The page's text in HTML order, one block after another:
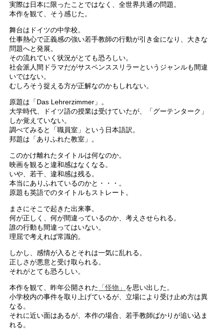
実際は日本に限ったことではなく、全世界共通の問題。
本作を観て、そう感じた。
舞台はドイツの中学校。
仕事熱心で正義感の強い若手教師の行動が引き金になり、大きな
問題へと発展。
その流れていく状況がとても恐ろしい。
社会派人間ドラマだがサスペンススリラーというジャンルも間違
いではない。
むしろそう捉える方が正解なのかもしれない。
原題は「Das Lehrerzimmer」。
大学時代、ドイツ語の授業は受けていたが、「グーテンターク」
しか覚えていない。
調べてみると「職員室」という日本語訳。
邦題は「ありふれた教室」。
このかけ離れたタイトルは何なのか。
映画を観ると違和感はなくなる。
いや、若干、違和感は残る。
本当にありふれているのかと・・・。
原題も英語でのタイトルもストレート。
まさにそこで起きた出来事。
何が正しく、何が間違っているのか、考えさせられる。
誰の行動も間違ってはいない。
理屈で考えれば常識的。
しかし、感情が入るとそれは一気に乱れる。
正しさが悪意と受け取られる。
それがとても恐ろしい。
本作を観て、昨年公開された 「怪物」 を思い出した。
小学校内の事件を取り上げているが、立場により受け止め方は異
なる。
それに近い面はあるが、本作の場合、若手教師ばかりが追い込ま
れる。